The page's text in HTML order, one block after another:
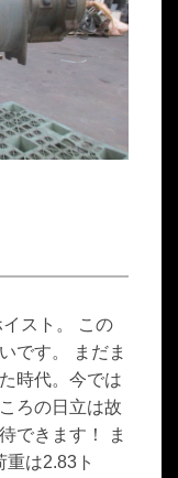
スト。 この
です。 まだま
時代。今では
ろの日立は故
できます！ ま
は2.83ト